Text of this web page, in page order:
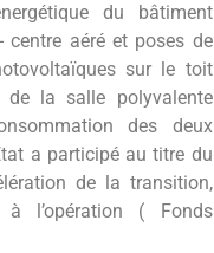
du bâtiment
centre aéré et poses de
sur le toit
de la salle polyvalente
des deux
a participé au titre du
de la transition,
l’opération ( Fonds